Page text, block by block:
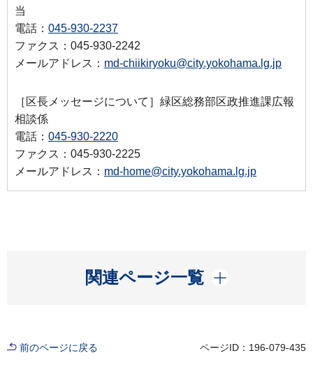
当
電話： 045-930-2237
ファクス：045-930-2242
メールアドレス： md-chiikiryoku@city.yokohama.lg.jp
［区長メッセージについて］緑区総務部区政推進課広報
相談係
電話： 045-930-2220
ファクス：045-930-2225
メールアドレス： md-home@city.yokohama.lg.jp
関連ページ一覧
開く
前のページに戻る ページID：196-079-435